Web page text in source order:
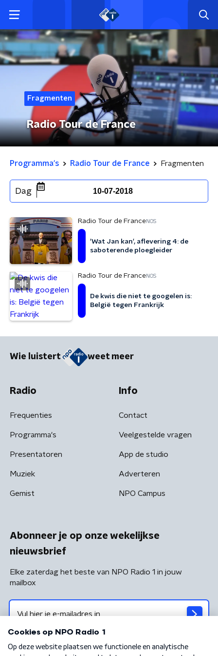
Fragmenten
Radio Tour de France
Programma's Radio Tour de France Fragmenten
Dag 10-07-2018
Radio Tour de FranceNOS
'Wat Jan kan', aflevering 4: de
saboterende ploegleider
Radio Tour de FranceNOS
De kwis die niet te googelen is:
België tegen Frankrijk
Wie luistert weet meer
Radio
Frequenties
Programma's
Presentatoren
Muziek
Gemist
Info
Contact
Veelgestelde vragen
App de studio
Adverteren
NPO Campus
Abonneer je op onze wekelijkse
nieuwsbrief
Elke zaterdag het beste van NPO Radio 1 in jouw
mailbox